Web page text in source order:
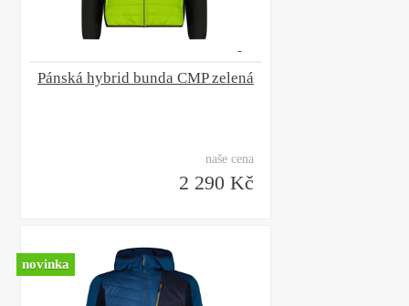
Pánská hybrid bunda CMP zelená
naše cena
2 290 Kč
novinka